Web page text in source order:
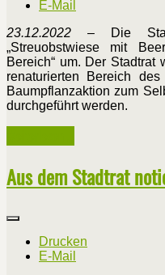
E-Mail
23.12.2022 – Die
„Streuobstwiese mit
Bereich“ um. Der
renaturierten Bereich
Baumpflanzaktion zum
durchgeführt werden.
Aus dem Stadtrat
Drucken
E-Mail